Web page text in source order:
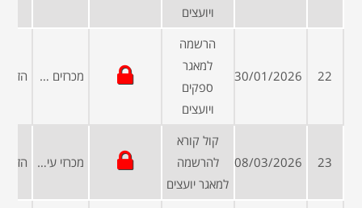
ויועצים
22
30/01/2026
הרשמה
למאגר
ספקים
ויועצים
מכרזים פומביים
23
08/03/2026
קול קורא
להרשמה
למאגר יועצים
מכרזי עיריות ומועצות